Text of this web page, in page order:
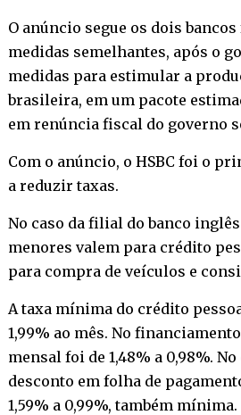
O anúncio segue os dois
medidas semelhantes, após o
medidas para estimular a
brasileira, em um pacote
em renúncia fiscal do governo
Com o anúncio, o HSBC foi o
a reduzir taxas.
No caso da filial do banco
menores valem para crédito
para compra de veículos e
A taxa mínima do crédito
1,99% ao mês. No
mensal foi de 1,48% a 0,98%.
desconto em folha de
1,59% a 0,99%, também mínima.